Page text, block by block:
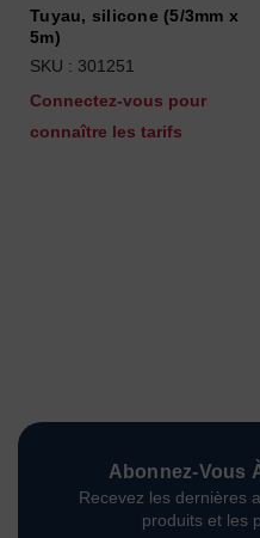
Tuyau, silicone (5/3mm x
5m)
SKU : 301251
Connectez-vous pour
connaître les tarifs
Abonnez-Vous
Recevez les dernières
produits et les